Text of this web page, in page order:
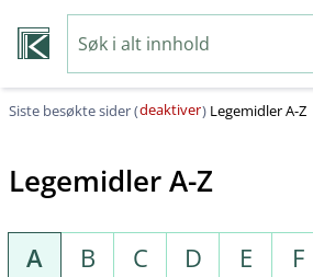
Siste besøkte sider (deaktiver) Legemidler A-Z
Legemidler A-Z
A B C D E F